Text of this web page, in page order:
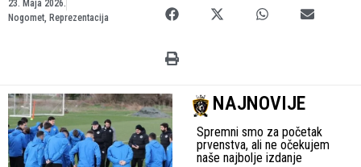
23. Maja 2026.
Nogomet, Reprezentacija
NAJNOVIJE
Spremni smo za početak
prvenstva, ali ne očekujem
naše najbolje izdanje